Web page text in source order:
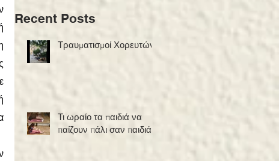
Recent Posts
Τραυματισμοί Χορευτών
Τι ωραίο τα παιδιά να
παίζουν πάλι σαν παιδιά!